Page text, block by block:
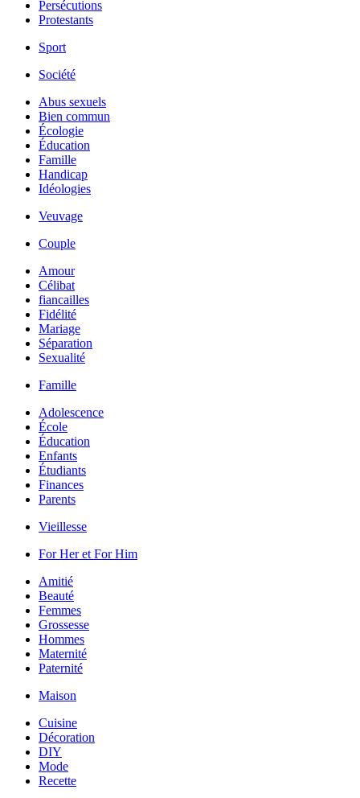
Persécutions
Protestants
Sport
Société
Abus sexuels
Bien commun
Écologie
Éducation
Famille
Handicap
Idéologies
Veuvage
Couple
Amour
Célibat
fiancailles
Fidélité
Mariage
Séparation
Sexualité
Famille
Adolescence
École
Éducation
Enfants
Étudiants
Finances
Parents
Vieillesse
For Her et For Him
Amitié
Beauté
Femmes
Grossesse
Hommes
Maternité
Paternité
Maison
Cuisine
Décoration
DIY
Mode
Recette